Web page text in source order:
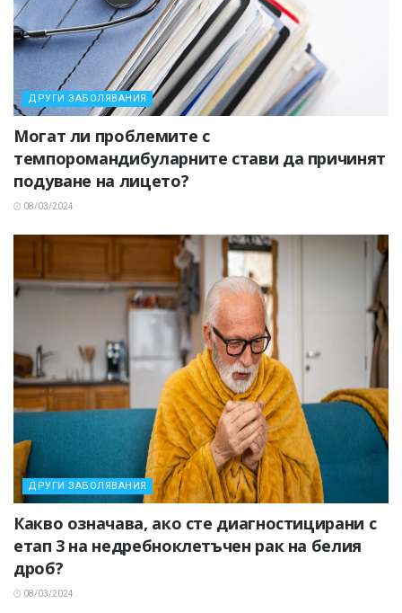
ДРУГИ ЗАБОЛЯВАНИЯ
Могат ли проблемите с
темпоромандибуларните стави да причинят
подуване на лицето?
08/03/2024
ДРУГИ ЗАБОЛЯВАНИЯ
Какво означава, ако сте диагностицирани с
етап 3 на недребноклетъчен рак на белия
дроб?
08/03/2024